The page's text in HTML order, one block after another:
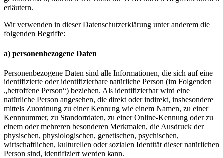
erläutern.
Wir verwenden in dieser Datenschutzerklärung unter anderem die
folgenden Begriffe:
a) personenbezogene Daten
Personenbezogene Daten sind alle Informationen, die sich auf eine
identifizierte oder identifizierbare natürliche Person (im Folgenden
„betroffene Person“) beziehen. Als identifizierbar wird eine
natürliche Person angesehen, die direkt oder indirekt, insbesondere
mittels Zuordnung zu einer Kennung wie einem Namen, zu einer
Kennnummer, zu Standortdaten, zu einer Online-Kennung oder zu
einem oder mehreren besonderen Merkmalen, die Ausdruck der
physischen, physiologischen, genetischen, psychischen,
wirtschaftlichen, kulturellen oder sozialen Identität dieser natürlichen
Person sind, identifiziert werden kann.